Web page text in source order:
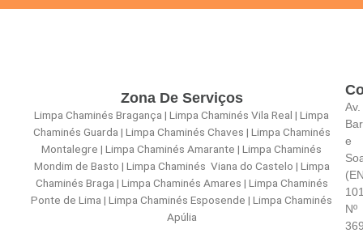
Zona De Serviços
Limpa Chaminés Bragança | Limpa Chaminés Vila Real | Limpa
Chaminés Guarda | Limpa Chaminés Chaves | Limpa Chaminés
Montalegre | Limpa Chaminés Amarante | Limpa Chaminés
Mondim de Basto | Limpa Chaminés Viana do Castelo | Limpa
Chaminés Braga | Limpa Chaminés Amares | Limpa Chaminés
Ponte de Lima | Limpa Chaminés Esposende | Limpa Chaminés
Apúlia
Av.
e
Nº